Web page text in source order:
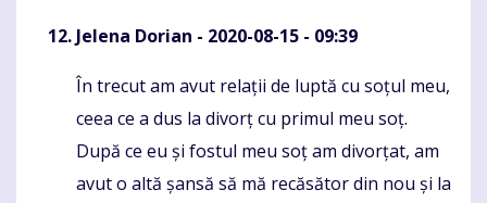
Jelena Dorian - 2020-08-15 - 09:39
Komentaras
În trecut am avut relații de luptă cu soțul meu,
ceea ce a dus la divorț cu primul meu soț.
După ce eu și fostul meu soț am divorțat, am
avut o altă șansă să mă recăsător din nou și la